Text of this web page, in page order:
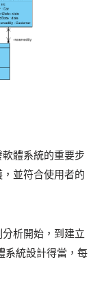
體系統的重要步
並符合使用者的
析開始，到建立
統設計得當，每